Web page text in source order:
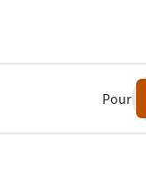
Pour